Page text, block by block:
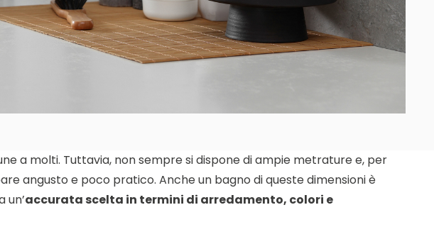
a molti. Tuttavia, non sempre si dispone di ampie metrature e, per
angusto e poco pratico. Anche un bagno di queste dimensioni è
un’accurata scelta in termini di arredamento, colori e